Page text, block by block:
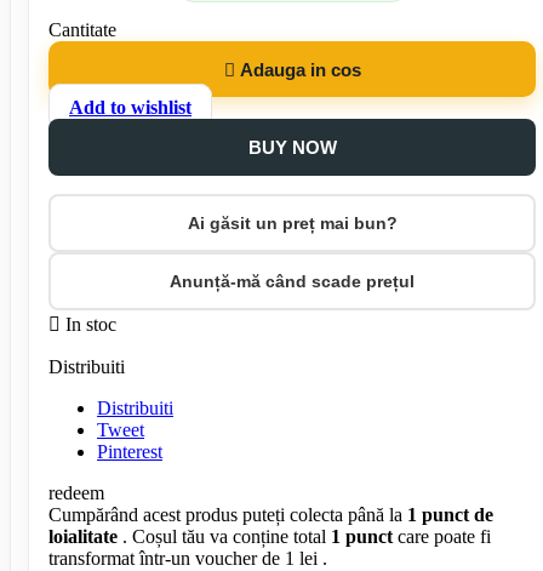
Cantitate
 Adauga in cos
Add to wishlist
BUY NOW
Ai găsit un preț mai bun?
Anunță-mă când scade prețul
 In stoc
Distribuiti
Distribuiti
Tweet
Pinterest
redeem
Cumpărând acest produs puteți colecta până la 1 punct de
loialitate . Coșul tău va conține total 1 punct care poate fi
transformat într-un voucher de 1 lei .